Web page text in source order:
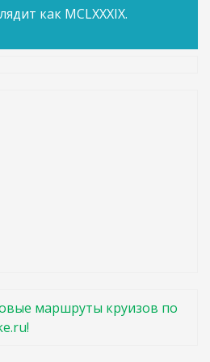
как MCLXXXIX.
маршруты круизов по